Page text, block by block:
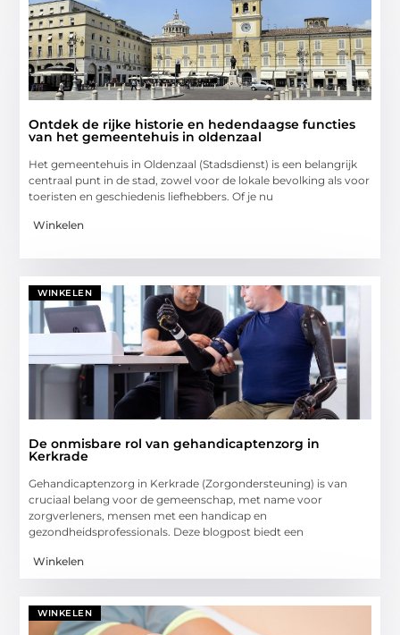
Ontdek de rijke historie en hedendaagse functies
van het gemeentehuis in oldenzaal
Het gemeentehuis in Oldenzaal (Stadsdienst) is een belangrijk
centraal punt in de stad, zowel voor de lokale bevolking als voor
toeristen en geschiedenis liefhebbers. Of je nu
Winkelen
WINKELEN
De onmisbare rol van gehandicaptenzorg in
Kerkrade
Gehandicaptenzorg in Kerkrade (Zorgondersteuning) is van
cruciaal belang voor de gemeenschap, met name voor
zorgverleners, mensen met een handicap en
gezondheidsprofessionals. Deze blogpost biedt een
Winkelen
WINKELEN